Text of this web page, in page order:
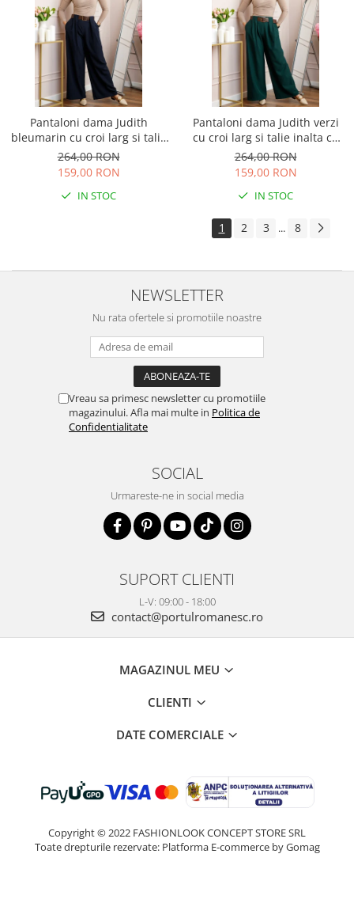
Pantaloni dama Judith
bleumarin cu croi larg si talie
inalta cu curea
264,00 RON
159,00 RON
IN STOC
Pantaloni dama Judith verzi
cu croi larg si talie inalta cu
curea
264,00 RON
159,00 RON
IN STOC
1 2 3 ... 8
NEWSLETTER
Nu rata ofertele si promotiile noastre
Vreau sa primesc newsletter cu promotiile
magazinului. Afla mai multe in Politica de
Confidentialitate
SOCIAL
Urmareste-ne in social media
SUPORT CLIENTI
L-V: 09:00 - 18:00
contact@portulromanesc.ro
MAGAZINUL MEU
CLIENTI
DATE COMERCIALE
Copyright © 2022 FASHIONLOOK CONCEPT STORE SRL
Toate drepturile rezervate: Platforma E-commerce by Gomag